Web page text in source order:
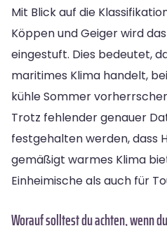
Mit Blick auf die
Köppen und Geiger wird
eingestuft. Dies bedeutet,
maritimes Klima handelt,
kühle Sommer
Trotz fehlender genauer
festgehalten werden, dass
gemäßigt warmes Klima
Einheimische als auch für
Worauf solltest du achten, wenn